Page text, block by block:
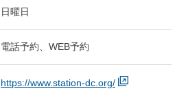
日曜日
電話予約、WEB予約
https://www.station-dc.org/